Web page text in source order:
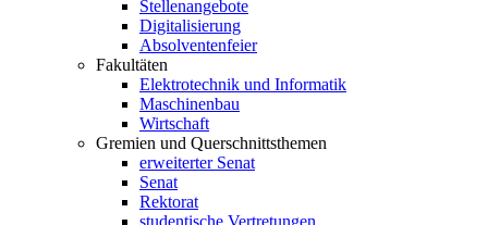
Stellenangebote
Digitalisierung
Absolventenfeier
Fakultäten
Elektrotechnik und Informatik
Maschinenbau
Wirtschaft
Gremien und Querschnittsthemen
erweiterter Senat
Senat
Rektorat